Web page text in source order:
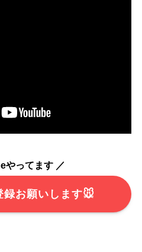
やってます ／
録お願いします🐭